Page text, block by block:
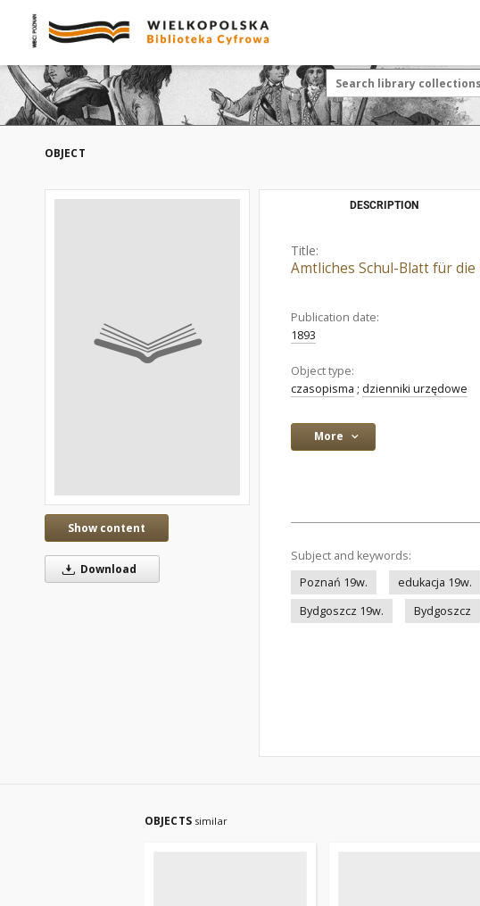
OBJECT
Show content
Download
DESCRIPTION
Title:
Amtliches Schul-Blatt für die
Publication date:
1893
Object type:
czasopisma ; dzienniki urzędowe
More
Subject and keywords:
Poznań 19w.
edukacja 19w.
Bydgoszcz 19w.
Bydgoszcz
OBJECTS similar